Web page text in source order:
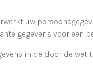
uw
gegevens voor een
in de door de wet